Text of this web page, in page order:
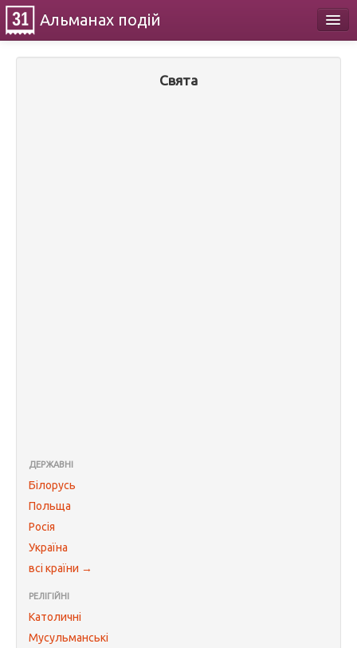
Альманах подій
Свята
ДЕРЖАВНІ
Білорусь
Польща
Росія
Україна
всі країни →
РЕЛІГІЙНІ
Католичні
Мусульманські